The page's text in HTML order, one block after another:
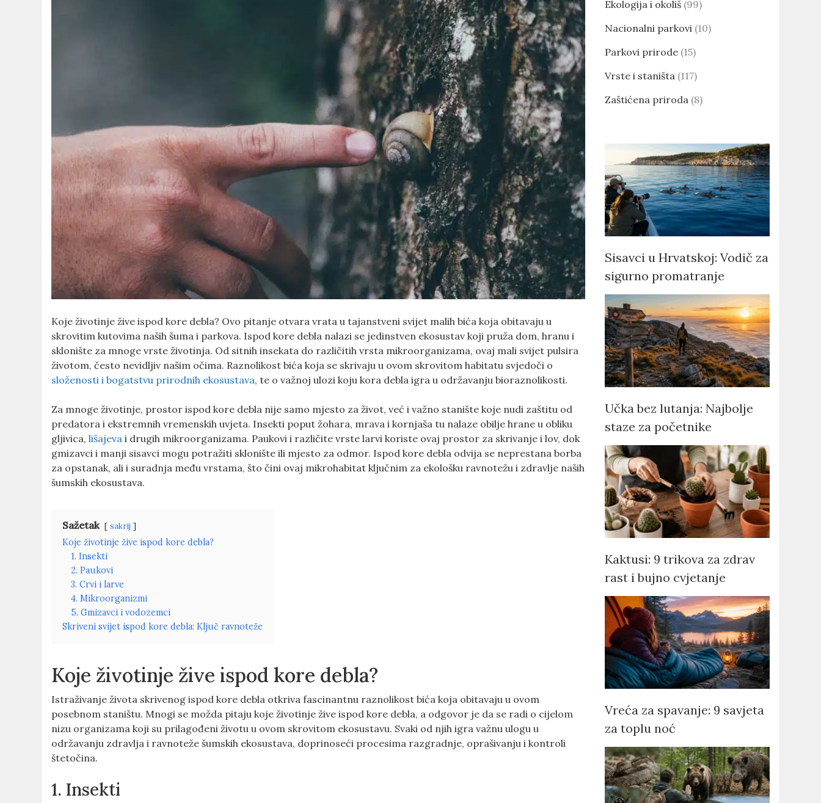
Koje životinje žive ispod kore debla? Ovo pitanje otvara vrata u tajanstveni svijet malih bića koja obitavaju u
skrovitim kutovima naših šuma i parkova. Ispod kore debla nalazi se jedinstven ekosustav koji pruža dom, hranu i
sklonište za mnoge vrste životinja. Od sitnih insekata do različitih vrsta mikroorganizama, ovaj mali svijet pulsira
životom, često nevidljiv našim očima. Raznolikost bića koja se skrivaju u ovom skrovitom habitatu svjedoči o
složenosti i bogatstvu prirodnih ekosustava, te o važnoj ulozi koju kora debla igra u održavanju bioraznolikosti.
Za mnoge životinje, prostor ispod kore debla nije samo mjesto za život, već i važno stanište koje nudi zaštitu od
predatora i ekstremnih vremenskih uvjeta. Insekti poput žohara, mrava i kornjaša tu nalaze obilje hrane u obliku
gljivica,lišajeva i drugih mikroorganizama. Paukovi i različite vrste larvi koriste ovaj prostor za skrivanje i lov, dok
gmizavci i manji sisavci mogu potražiti sklonište ili mjesto za odmor. Ispod kore debla odvija se neprestana borba
za opstanak, ali i suradnja među vrstama, što čini ovaj mikrohabitat ključnim za ekološku ravnotežu i zdravlje naših
šumskih ekosustava.
Sažetak sakrij
Koje životinje žive ispod kore debla?
1. Insekti
2. Paukovi
3. Crvi i larve
4. Mikroorganizmi
5. Gmizavci i vodozemci
Skriveni svijet ispod kore debla: Ključ ravnoteže
Koje životinje žive ispod kore debla?
Istraživanje života skrivenog ispod kore debla otkriva fascinantnu raznolikost bića koja obitavaju u ovom
posebnom staništu. Mnogi se možda pitaju koje životinje žive ispod kore debla, a odgovor je da se radi o cijelom
nizu organizama koji su prilagođeni životu u ovom skrovitom ekosustavu. Svaki od njih igra važnu ulogu u
održavanju zdravlja i ravnoteže šumskih ekosustava, doprinoseći procesima razgradnje, oprašivanju i kontroli
štetočina.
1. Insekti
Ekologija i okoliš(99)
Nacionalni parkovi(10)
Parkovi prirode(15)
Vrste i staništa(117)
Zaštićena priroda(8)
Sisavci u Hrvatskoj: Vodič za
sigurno promatranje
Učka bez lutanja: Najbolje
staze za početnike
Kaktusi: 9 trikova za zdrav
rast i bujno cvjetanje
Vreća za spavanje: 9 savjeta
za toplu noć